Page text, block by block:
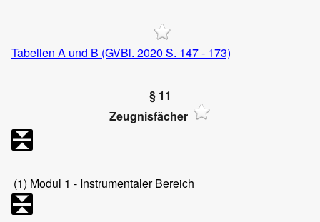
Tabellen A und B (GVBl. 2020 S. 147 - 173)
§ 11
Zeugnisfächer
(1) Modul 1 - Instrumentaler Bereich